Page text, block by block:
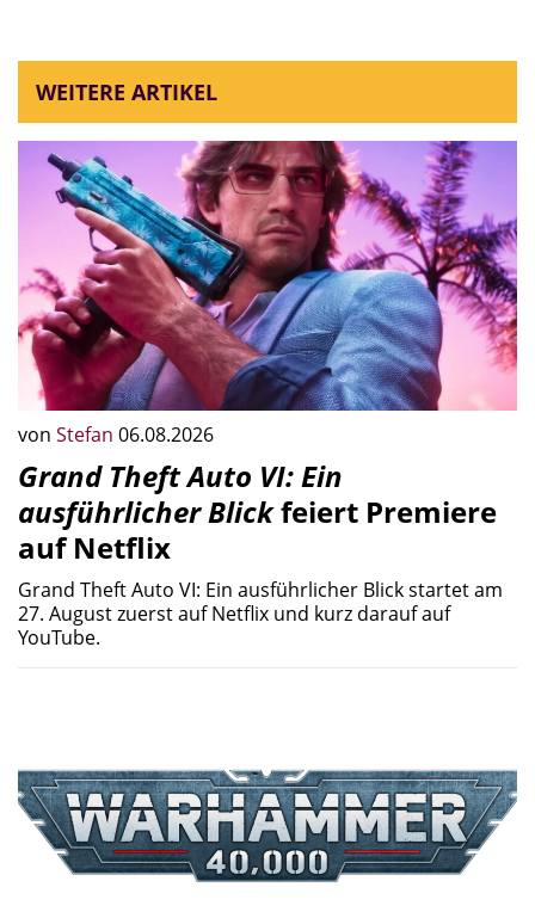
WEITERE ARTIKEL
von Stefan 06.08.2026
Grand Theft Auto VI: Ein
ausführlicher Blickfeiert Premiere
auf Netflix
Grand Theft Auto VI: Ein ausführlicher Blick startet am
27. August zuerst auf Netflix und kurz darauf auf
YouTube.